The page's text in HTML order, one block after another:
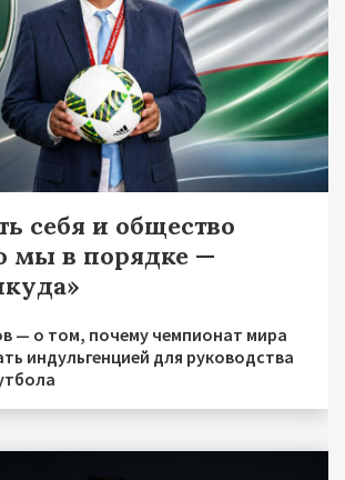
себя и общество
мы в порядке —
— о том, почему чемпионат мира
индульгенцией для руководства